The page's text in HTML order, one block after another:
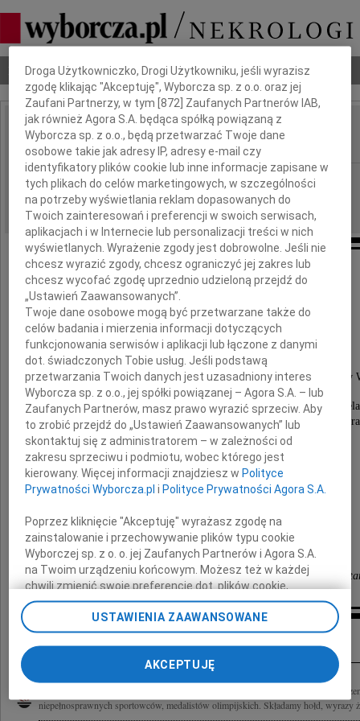
Nekrologi Odeszli Poradnik pogrzebowy
IMIĘ I NAZWISKO: Adam Borczuch
REGION: Radom
DATA EMISJI: 14.09.2012
Z głębokim żalem żegnamy zmarłego
Adama Borczucha
Wiceprezesa Zarządu
Polskiego Związku Sportu Niepełnosprawnych "Start" w
Straciliśmy niezawodnego i oddanego
zasłużonego działacza na rzecz sportu osób
Rodzinie Zmarłego
składają
Zarząd i pracownicy
Polskiego Związku Sportu Niepełnosprawnych
Inne kondolencje
Odszedł Adam Borczuch wielki Człowiek i Obywatel Radomia Prezes
niepełnosprawnych sportowców, medalistów olimpijskich. Składamy hołd, wyrazy
Dbamy o Twoją prywatność
Droga Użytkowniczko, Drogi Użytkowniku, jeśli wyrazisz
zgodę klikając "Akceptuję", Wyborcza sp. z o.o. oraz jej
Zaufani Partnerzy, w tym [872 ] Zaufanych Partnerów IAB,
jak również Agora S.A. będąca spółką powiązaną z
Wyborcza sp. z o.o., będą przetwarzać Twoje dane
osobowe takie jak adresy IP, adresy e-mail czy
identyfikatory plików cookie lub inne informacje zapisane w
tych plikach do celów marketingowych, w szczególności
na potrzeby wyświetlania reklam dopasowanych do
Twoich zainteresowań i preferencji w swoich serwisach,
aplikacjach i w Internecie lub personalizacji treści w nich
wyświetlanych. Wyrażenie zgody jest dobrowolne. Jeśli nie
chcesz wyrazić zgody, chcesz ograniczyć jej zakres lub
chcesz wycofać zgodę uprzednio udzieloną przejdź do
„Ustawień Zaawansowanych”.
Twoje dane osobowe mogą być przetwarzane także do
celów badania i mierzenia informacji dotyczących
funkcjonowania serwisów i aplikacji lub łączone z danymi
dot. świadczonych Tobie usług. Jeśli podstawą
przetwarzania Twoich danych jest uzasadniony interes
Wyborcza sp. z o.o., jej spółki powiązanej – Agora S.A. – lub
Zaufanych Partnerów, masz prawo wyrazić sprzeciw. Aby
to zrobić przejdź do „Ustawień Zaawansowanych” lub
skontaktuj się z administratorem – w zależności od
zakresu sprzeciwu i podmiotu, wobec którego jest
kierowany. Więcej informacji znajdziesz w Polityce
Prywatności Wyborcza.pl i Polityce Prywatności Agora S.A.
Poprzez kliknięcie "Akceptuję" wyrażasz zgodę na
zainstalowanie i przechowywanie plików typu cookie
Wyborczej sp. z o. o. jej Zaufanych Partnerów i Agora S.A.
na Twoim urządzeniu końcowym. Możesz też w każdej
chwili zmienić swoje preferencje dot. plików cookie,
ponownie wywołując narzędzie do zarządzania Twoimi
preferencjami dot. przetwarzania danych poprzez
odnośnik „Ustawienia prywatności” w stopce serwisu i
przechodząc do sekcji „Ustawienia zaawansowane”.
Zmiana ustawień plików cookie możliwa jest także za
pomocą ustawień przeglądarki.
My, nasi Zaufani Partnerzy i Agora S.A. możemy
USTAWIENIA ZAAWANSOWANE
AKCEPTUJĘ